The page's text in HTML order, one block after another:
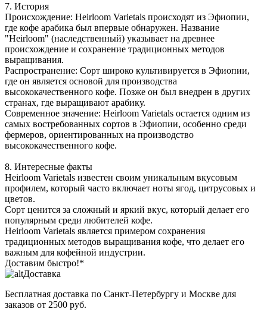
7. История
Происхождение: Heirloom Varietals происходят из Эфиопии,
где кофе арабика был впервые обнаружен. Название
"Heirloom" (наследственный) указывает на древнее
происхождение и сохранение традиционных методов
выращивания.
Распространение: Сорт широко культивируется в Эфиопии,
где он является основой для производства
высококачественного кофе. Позже он был внедрен в других
странах, где выращивают арабику.
Современное значение: Heirloom Varietals остается одним из
самых востребованных сортов в Эфиопии, особенно среди
фермеров, ориентированных на производство
высококачественного кофе.
8. Интересные факты
Heirloom Varietals известен своим уникальным вкусовым
профилем, который часто включает ноты ягод, цитрусовых и
цветов.
Сорт ценится за сложный и яркий вкус, который делает его
популярным среди любителей кофе.
Heirloom Varietals является примером сохранения
традиционных методов выращивания кофе, что делает его
важным для кофейной индустрии.
Доставим быстро!*
Доставка
Бесплатная доставка по Санкт-Петербургу и Москве для
заказов от 2500 руб.